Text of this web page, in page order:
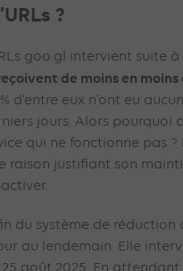
?
goo.gl intervient suite
de moins en
d’entre eux n’ont eu
jours. Alors pourquoi
qui ne fonctionne pas
raison justifiant son
du système de réduction
au lendemain. Elle
août 2025. En attendant